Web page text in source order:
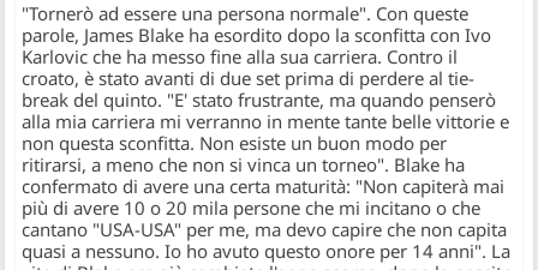
"Tornerò ad essere una persona normale". Con queste
parole, James Blake ha esordito dopo la sconfitta con Ivo
Karlovic che ha messo fine alla sua carriera. Contro il
croato, è stato avanti di due set prima di perdere al tie-
break del quinto. "E' stato frustrante, ma quando penserò
alla mia carriera mi verranno in mente tante belle vittorie e
non questa sconfitta. Non esiste un buon modo per
ritirarsi, a meno che non si vinca un torneo". Blake ha
confermato di avere una certa maturità: "Non capiterà mai
più di avere 10 o 20 mila persone che mi incitano o che
cantano "USA-USA" per me, ma devo capire che non capita
quasi a nessuno. Io ho avuto questo onore per 14 anni". La